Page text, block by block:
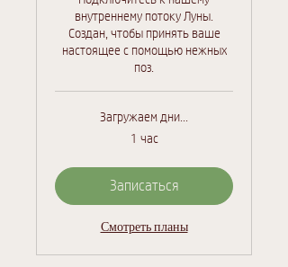
внутреннему потоку Луны.
Создан, чтобы принять ваше
настоящее с помощью нежных
поз.
Загружаем дни...
1 час
Записаться
Смотреть планы